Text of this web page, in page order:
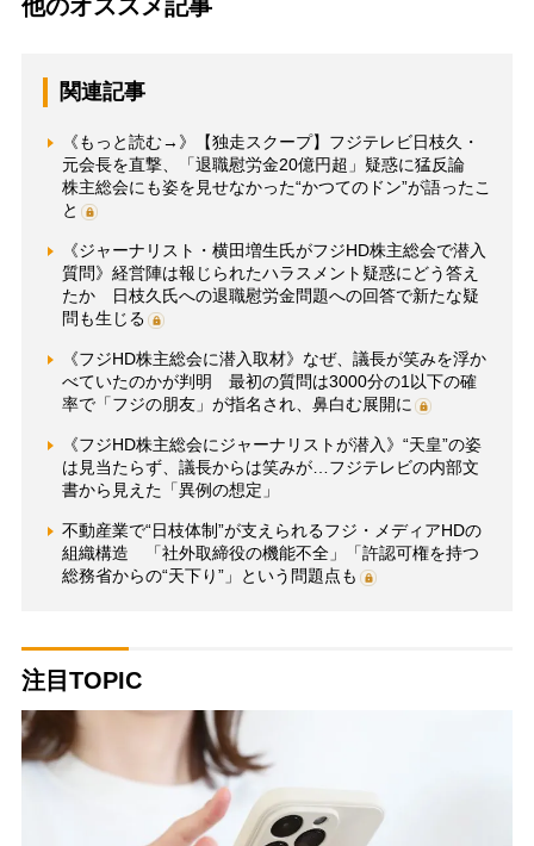
他のオススメ記事
関連記事
《もっと読む→》【独走スクープ】フジテレビ日枝久・
元会長を直撃、「退職慰労金20億円超」疑惑に猛反論
株主総会にも姿を見せなかった“かつてのドン”が語ったこ
と
《ジャーナリスト・横田増生氏がフジHD株主総会で潜入
質問》経営陣は報じられたハラスメント疑惑にどう答え
たか 日枝久氏への退職慰労金問題への回答で新たな疑
問も生じる
《フジHD株主総会に潜入取材》なぜ、議長が笑みを浮か
べていたのかが判明 最初の質問は3000分の1以下の確
率で「フジの朋友」が指名され、鼻白む展開に
《フジHD株主総会にジャーナリストが潜入》“天皇”の姿
は見当たらず、議長からは笑みが…フジテレビの内部文
書から見えた「異例の想定」
不動産業で“日枝体制”が支えられるフジ・メディアHDの
組織構造 「社外取締役の機能不全」「許認可権を持つ
総務省からの“天下り”」という問題点も
注目TOPIC